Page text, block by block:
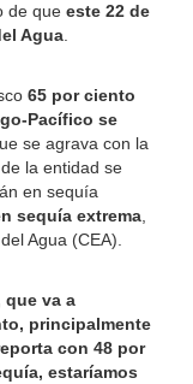
de que este 22 de
Agua.
65 por ciento
Pacífico se
se agrava con la
la entidad se
en sequía
sequía extrema,
Agua (CEA).
que va a
principalmente
con 48 por
estaríamos